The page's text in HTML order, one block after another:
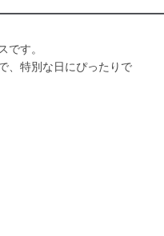
です。
、特別な日にぴったりで